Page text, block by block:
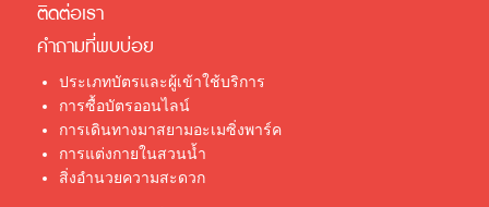
ติดต่อเรา
คำถามที่พบบ่อย
ประเภทบัตรและผู้เข้าใช้บริการ
การซื้อบัตรออนไลน์
การเดินทางมาสยามอะเมซิ่งพาร์ค
การแต่งกายในสวนน้ำ
สิ่งอำนวยความสะดวก